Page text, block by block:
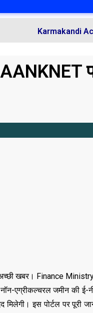
Karmakandi Acharya
खबर। Finance Ministry
एग्रीकल्चरल जमीन की ई-
इस पोर्टल पर पूरी